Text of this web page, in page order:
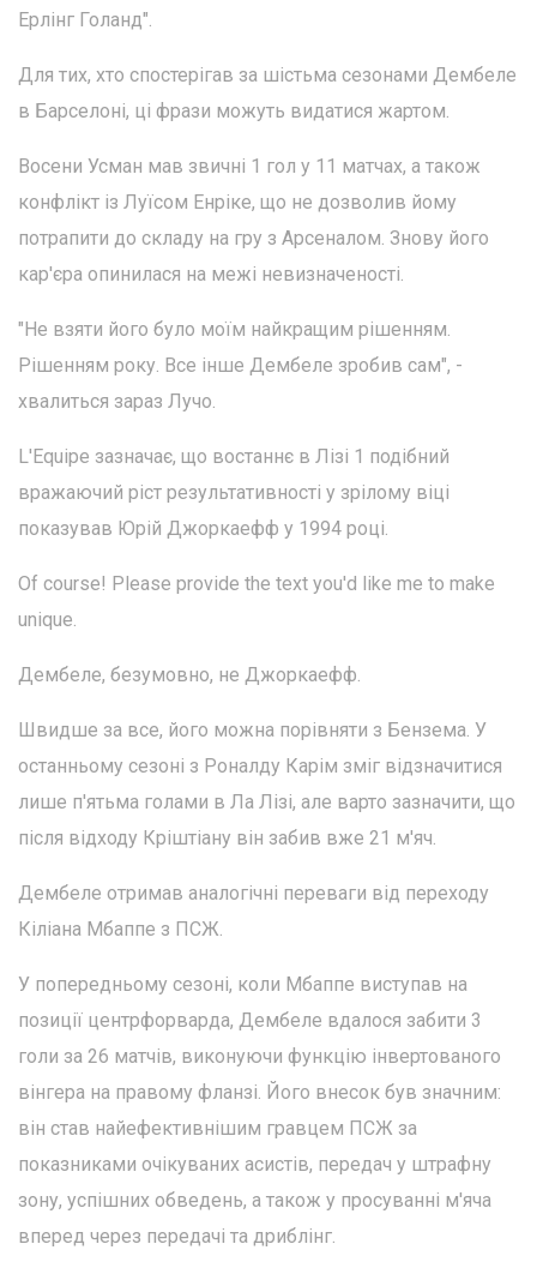
Ерлінг Голанд".
Для тих, хто спостерігав за шістьма сезонами Дембеле
в Барселоні, ці фрази можуть видатися жартом.
Восени Усман мав звичні 1 гол у 11 матчах, а також
конфлікт із Луїсом Енріке, що не дозволив йому
потрапити до складу на гру з Арсеналом. Знову його
кар'єра опинилася на межі невизначеності.
"Не взяти його було моїм найкращим рішенням.
Рішенням року. Все інше Дембеле зробив сам", -
хвалиться зараз Лучо.
L'Equipe зазначає, що востаннє в Лізі 1 подібний
вражаючий ріст результативності у зрілому віці
показував Юрій Джоркаефф у 1994 році.
Of course! Please provide the text you'd like me to make
unique.
Дембеле, безумовно, не Джоркаефф.
Швидше за все, його можна порівняти з Бензема. У
останньому сезоні з Роналду Карім зміг відзначитися
лише п'ятьма голами в Ла Лізі, але варто зазначити, що
після відходу Кріштіану він забив вже 21 м'яч.
Дембеле отримав аналогічні переваги від переходу
Кіліана Мбаппе з ПСЖ.
У попередньому сезоні, коли Мбаппе виступав на
позиції центрфорварда, Дембеле вдалося забити 3
голи за 26 матчів, виконуючи функцію інвертованого
вінгера на правому фланзі. Його внесок був значним:
він став найефективнішим гравцем ПСЖ за
показниками очікуваних асистів, передач у штрафну
зону, успішних обведень, а також у просуванні м'яча
вперед через передачі та дриблінг.